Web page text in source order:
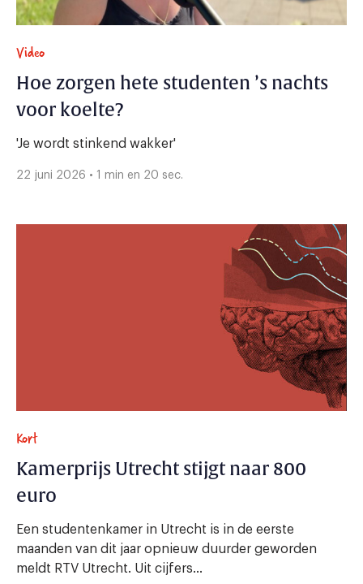
Video
Hoe zorgen hete studenten ’s nachts
voor koelte?
'Je wordt stinkend wakker'
22 juni 2026 • 1 min en 20 sec.
Kort
Kamerprijs Utrecht stijgt naar 800
euro
Een studentenkamer in Utrecht is in de eerste
maanden van dit jaar opnieuw duurder geworden
meldt RTV Utrecht. Uit cijfers...